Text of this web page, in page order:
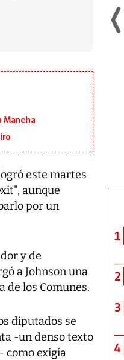
Mancha
este martes
aunque
por un
y de
a Johnson una
de los Comunes.
diputados se
-un denso texto
como exigía
provocando una
1
2
3
4